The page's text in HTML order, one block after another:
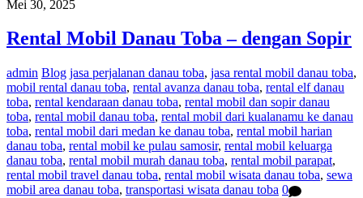
Mei 30, 2025
Rental Mobil Danau Toba – dengan Sopir
admin Blog jasa perjalanan danau toba, jasa rental mobil danau toba,
mobil rental danau toba, rental avanza danau toba, rental elf danau
toba, rental kendaraan danau toba, rental mobil dan sopir danau
toba, rental mobil danau toba, rental mobil dari kualanamu ke danau
toba, rental mobil dari medan ke danau toba, rental mobil harian
danau toba, rental mobil ke pulau samosir, rental mobil keluarga
danau toba, rental mobil murah danau toba, rental mobil parapat,
rental mobil travel danau toba, rental mobil wisata danau toba, sewa
mobil area danau toba, transportasi wisata danau toba 0